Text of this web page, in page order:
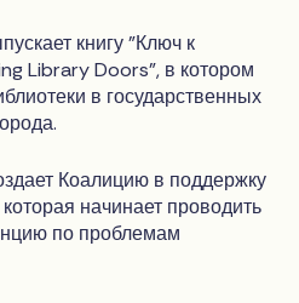
книгу "Ключ к
Library Doors", в котором
в государственных
Коалицию в поддержку
начинает проводить
по проблемам